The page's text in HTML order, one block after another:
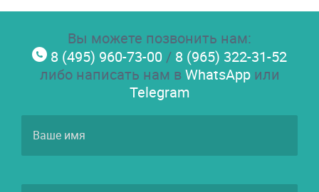
Вы можете позвонить нам:
8 (495) 960-73-00 / 8 (965) 322-31-52
либо написать нам вWhatsAppили
Telegram